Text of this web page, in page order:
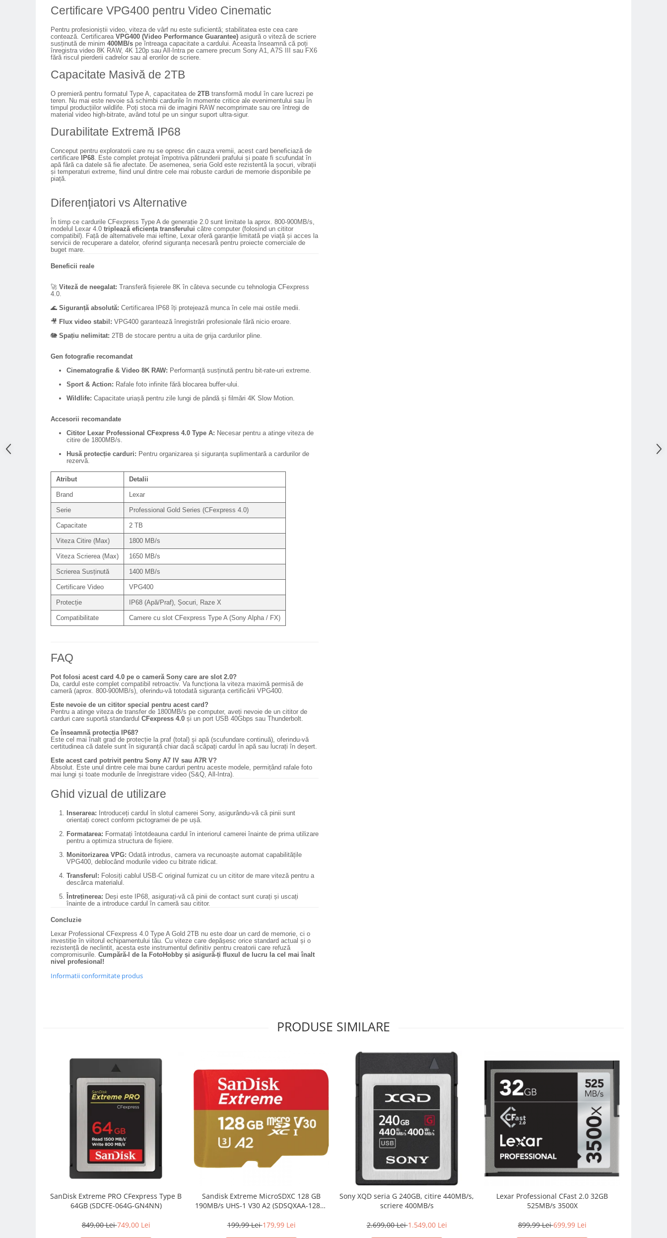
Alimentare auxiliara blitz
Protectie patina apa, ploaie
Bounce-uri, Softbox-uri
Ring-Flash Adaptor
Bracket-uri si suporti
Huse protectie filtre gel
Accesorii Aparate Digitale
Carduri memorie, Cititoare
Cititoare carduri
Huse protectie card memorie
Recordere audio digitale
Acumulatori si baterii
Acumulatori Foto
Incarcatoare acumulatori Foto-
Huse protectie acumulatori foto
Adaptoare pentru convertoare sau
Alimentatoare 220V
Carcase de tip Cage, pentru
Curatare Senzor
Microfoane / Reportofoane
Nivela patina
Transmitator de fisiere fara fir
Accesorii diverse
Genti, Rucsacuri, Troller foto
Genti Holster TopLoader
Genti, Troller Video
Rucsacuri Foto
Tocuri si huse protectie aparate
Curele Aparat - Umar
Genti Laptop si iPad
Hand Strap / Grip
Accesorii genti si trollere
Solid-State Drive (SSD)
Video / Camere si accesorii
Camere video profesionale
Camere video de actiune
Accesorii camere video de actiune
Acumulatori camere video
Stabilizatoare (Gimbal) / Steady
Huse Protectie / Ploaie camere
Accesorii diverse pt camere video
Camere Video Cinematice
Trepiede pentru compacte /
Carucioare trepied (Dolly)
Huse trepied / stativ lumini
Accesorii trepiede si monopiede
Studio/Lumini si accesorii
Certificare VPG400 pentru Video Cinematic
Pentru profesioniștii video, viteza de vârf nu este suficientă; stabilitatea este cea care
contează. Certificarea VPG400 (Video Performance Guarantee) asigură o viteză de scriere
susținută de minim 400MB/s pe întreaga capacitate a cardului. Aceasta înseamnă că poți
înregistra video 8K RAW, 4K 120p sau All-Intra pe camere precum Sony A1, A7S III sau FX6
fără riscul pierderii cadrelor sau al erorilor de scriere.
Capacitate Masivă de 2TB
O premieră pentru formatul Type A, capacitatea de 2TB transformă modul în care lucrezi pe
teren. Nu mai este nevoie să schimbi cardurile în momente critice ale evenimentului sau în
timpul producțiilor wildlife. Poți stoca mii de imagini RAW necomprimate sau ore întregi de
material video high-bitrate, având totul pe un singur suport ultra-sigur.
Durabilitate Extremă IP68
Conceput pentru exploratorii care nu se opresc din cauza vremii, acest card beneficiază de
certificare
IP68. Este complet protejat împotriva pătrunderii prafului și poate fi scufundat în
apă fără ca datele să fie afectate. De asemenea, seria Gold este rezistentă la șocuri, vibrații
și temperaturi extreme, fiind unul dintre cele mai robuste carduri de memorie disponibile pe
piață.
Diferențiatori vs Alternative
În timp ce cardurile CFexpress Type A de generație 2.0 sunt limitate la aprox. 800-900MB/s,
modelul Lexar 4.0 triplează eficiența transferului către computer (folosind un cititor
compatibil). Față de alternativele mai ieftine, Lexar oferă garanție limitată pe viață și acces la
servicii de recuperare a datelor, oferind siguranța necesară pentru proiecte comerciale de
buget mare.
Beneficii reale
🚀 Viteză de neegalat: Transferă fișierele 8K în câteva secunde cu tehnologia CFexpress
4.0.
🌊 Siguranță absolută: Certificarea IP68 îți protejează munca în cele mai ostile medii.
🎥 Flux video stabil: VPG400 garantează înregistrări profesionale fără nicio eroare.
🐘 Spațiu nelimitat: 2TB de stocare pentru a uita de grija cardurilor pline.
Gen fotografie recomandat
Cinematografie & Video 8K RAW: Performanță susținută pentru bit-rate-uri extreme.
Sport & Action: Rafale foto infinite fără blocarea buffer-ului.
Wildlife: Capacitate uriașă pentru zile lungi de pândă și filmări 4K Slow Motion.
Accesorii recomandate
Cititor Lexar Professional CFexpress 4.0 Type A: Necesar pentru a atinge viteza de
citire de 1800MB/s.
Husă protecție carduri: Pentru organizarea și siguranța suplimentară a cardurilor de
rezervă.
Atribut Detalii
Brand Lexar
Serie Professional Gold Series (CFexpress 4.0)
Capacitate 2 TB
Viteza Citire (Max) 1800 MB/s
Viteza Scrierea (Max) 1650 MB/s
Scrierea Susținută 1400 MB/s
Certificare Video VPG400
Protecție IP68 (Apă/Praf), Șocuri, Raze X
Compatibilitate Camere cu slot CFexpress Type A (Sony Alpha / FX)
FAQ
Pot folosi acest card 4.0 pe o cameră Sony care are slot 2.0?
Da, cardul este complet compatibil retroactiv. Va funcționa la viteza maximă permisă de
cameră (aprox. 800-900MB/s), oferindu-vă totodată siguranța certificării VPG400.
Este nevoie de un cititor special pentru acest card?
Pentru a atinge viteza de transfer de 1800MB/s pe computer, aveți nevoie de un cititor de
carduri care suportă standardul CFexpress 4.0 și un port USB 40Gbps sau Thunderbolt.
Ce înseamnă protecția IP68?
Este cel mai înalt grad de protecție la praf (total) și apă (scufundare continuă), oferindu-vă
certitudinea că datele sunt în siguranță chiar dacă scăpați cardul în apă sau lucrați în deșert.
Este acest card potrivit pentru Sony A7 IV sau A7R V?
Absolut. Este unul dintre cele mai bune carduri pentru aceste modele, permițând rafale foto
mai lungi și toate modurile de înregistrare video (S&Q, All-Intra).
Ghid vizual de utilizare
Inserarea: Introduceți cardul în slotul camerei Sony, asigurându-vă că pinii sunt
orientați corect conform pictogramei de pe ușă.
Formatarea: Formatați întotdeauna cardul în interiorul camerei înainte de prima utilizare
pentru a optimiza structura de fișiere.
Monitorizarea VPG: Odată introdus, camera va recunoaște automat capabilitățile
VPG400, deblocând modurile video cu bitrate ridicat.
Transferul: Folosiți cablul USB-C original furnizat cu un cititor de mare viteză pentru a
descărca materialul.
Întreținerea: Deși este IP68, asigurați-vă că pinii de contact sunt curați și uscați
înainte de a introduce cardul în cameră sau cititor.
Concluzie
Lexar Professional CFexpress 4.0 Type A Gold 2TB nu este doar un card de memorie, ci o
investiție în viitorul echipamentului tău. Cu viteze care depășesc orice standard actual și o
rezistență de neclintit, acesta este instrumentul definitiv pentru creatorii care refuză
compromisurile. Cumpără-l de la FotoHobby și asigură-ți fluxul de lucru la cel mai înalt
nivel profesional!
Informatii conformitate produs
PRODUSE SIMILARE
SanDisk Extreme PRO CFexpress Type B
64GB (SDCFE-064G-GN4NN)
849,00 Lei749,00 Lei
Sandisk Extreme MicroSDXC 128 GB
190MB/s UHS-1 V30 A2 (SDSQXAA-128G-
199,99 Lei179,99 Lei
Sony XQD seria G 240GB, citire 440MB/s,
scriere 400MB/s
2.699,00 Lei1.549,00 Lei
Lexar Professional CFast 2.0 32GB
525MB/s 3500X
899,99 Lei699,99 Lei